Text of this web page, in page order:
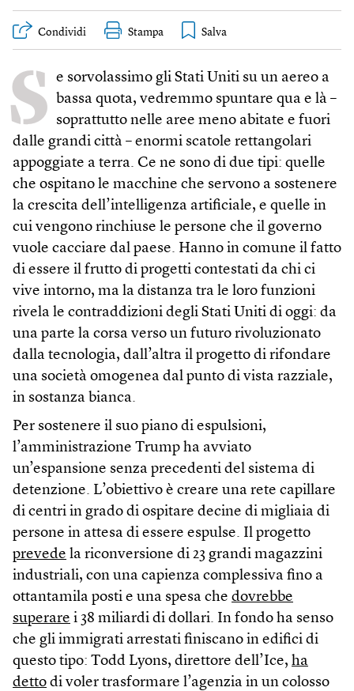
Condividi Stampa
S e sorvolassimo gli Stati Uniti su un aereo a
bassa quota, vedremmo spuntare qua e là –
soprattutto nelle aree meno abitate e fuori
dalle grandi città – enormi scatole rettangolari
appoggiate a terra. Ce ne sono di due tipi: quelle
che ospitano le macchine che servono a sostenere
la crescita dell’intelligenza artificiale, e quelle in
cui vengono rinchiuse le persone che il governo
vuole cacciare dal paese. Hanno in comune il fatto
di essere il frutto di progetti contestati da chi ci
vive intorno, ma la distanza tra le loro funzioni
rivela le contraddizioni degli Stati Uniti di oggi: da
una parte la corsa verso un futuro rivoluzionato
dalla tecnologia, dall’altra il progetto di rifondare
una società omogenea dal punto di vista razziale,
in sostanza bianca.
Per sostenere il suo piano di espulsioni,
l’amministrazione Trump ha avviato
un’espansione senza precedenti del sistema di
detenzione. L’obiettivo è creare una rete capillare
di centri in grado di ospitare decine di migliaia di
persone in attesa di essere espulse. Il progetto
prevede la riconversione di 23 grandi magazzini
industriali, con una capienza complessiva fino a
ottantamila posti e una spesa che dovrebbe
superare i 38 miliardi di dollari. In fondo ha senso
che gli immigrati arrestati finiscano in edifici di
questo tipo: Todd Lyons, direttore dell’Ice, ha
detto di voler trasformare l’agenzia in un colosso